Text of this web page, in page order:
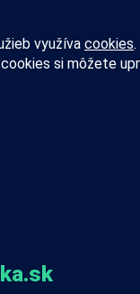
využíva cookies.
si môžete